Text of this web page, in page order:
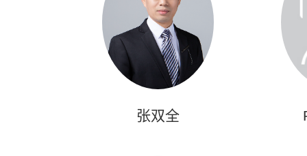
张双全